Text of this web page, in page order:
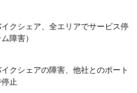
イクシェア、全エリアでサービス停
障害）
イクシェアの障害、他社とのポート
止